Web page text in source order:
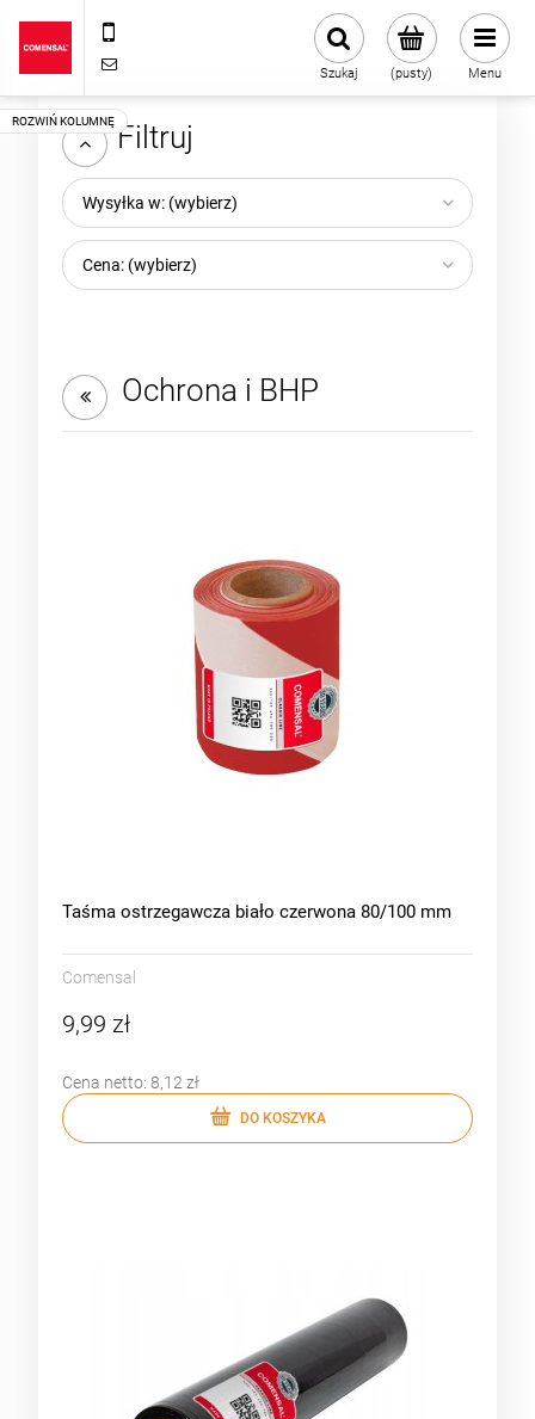
(pusty)
Szukaj Menu
Filtruj
Wysyłka w: (wybierz)
Cena: (wybierz)
Ochrona i BHP
Taśma ostrzegawcza biało czerwona 80/100 mm
Comensal
9,99 zł
Cena netto: 8,12 zł
DO KOSZYKA